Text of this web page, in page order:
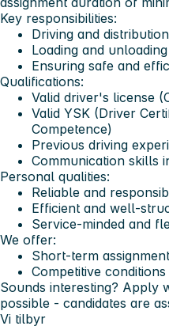
Key responsibilities:
Driving and
Loading and
Ensuring safe and
Qualifications:
Valid driver's license
Valid YSK (Driver
Competence)
Previous driving
Communication skills
Personal qualities:
Reliable and
Efficient and well-
Service-minded and
We offer:
Short-term
Competitive conditions
Sounds interesting? Apply
possible - candidates are
Vi tilbyr